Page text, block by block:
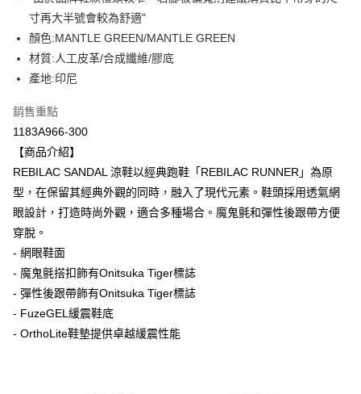
ATM付款
運送方式
每筆NT$80，滿NT$6,000(含以上)免運費
萊爾富取貨付款
每筆NT$80，滿NT$6,000(含以上)免運費
付款後萊爾富取貨
每筆NT$80，滿NT$6,000(含以上)免運費
7-11取貨付款
每筆NT$80，滿NT$6,000(含以上)免運費
寸再大半號會較為舒適"
顏色:MANTLE GREEN/MANTLE GREEN
材質:人工皮革/合成纖維/膠底
產地:印尼
銷售重點
1183A966-300
【商品介紹】
REBILAC SANDAL 涼鞋以經典跑鞋「REBILAC RUNNER」為原
型，在保留其經典外觀的同時，融入了現代元素。鞋頭採用透氣網
眼設計，打造時尚外觀，適合多種場合。魔鬼氈和彈性後跟帶方便
穿脫。
- 網眼鞋面
- 魔鬼氈搭扣飾有Onitsuka Tiger標誌
- 彈性後跟帶飾有Onitsuka Tiger標誌
- FuzeGEL緩震鞋底
- OrthoLite鞋墊提供卓越緩震性能